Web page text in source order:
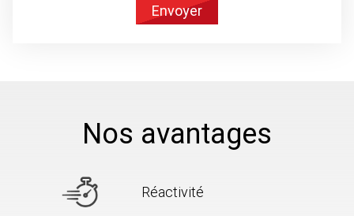
Envoyer
Nos avantages
Réactivité